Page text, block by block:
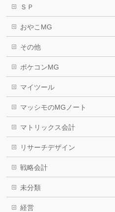
ＳＰ
おやこMG
その他
ポケコンMG
マイツール
マッシモのMGノート
マトリックス会計
リサーチデザイン
戦略会計
未分類
経営